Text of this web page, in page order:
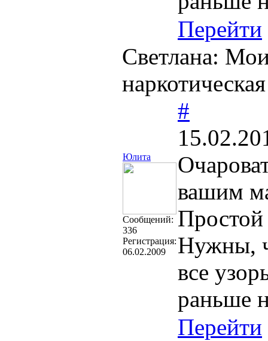
Перейти
Светлана:
Юлита
Cообщений:
336
Регистрация:
06.02.2009
#
вашим
Простой
Нужны,
все
раньше
Перейти